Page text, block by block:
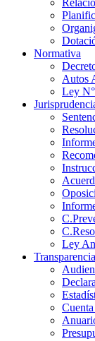
Normativa
Autos
Ley
Ley
Transparencia